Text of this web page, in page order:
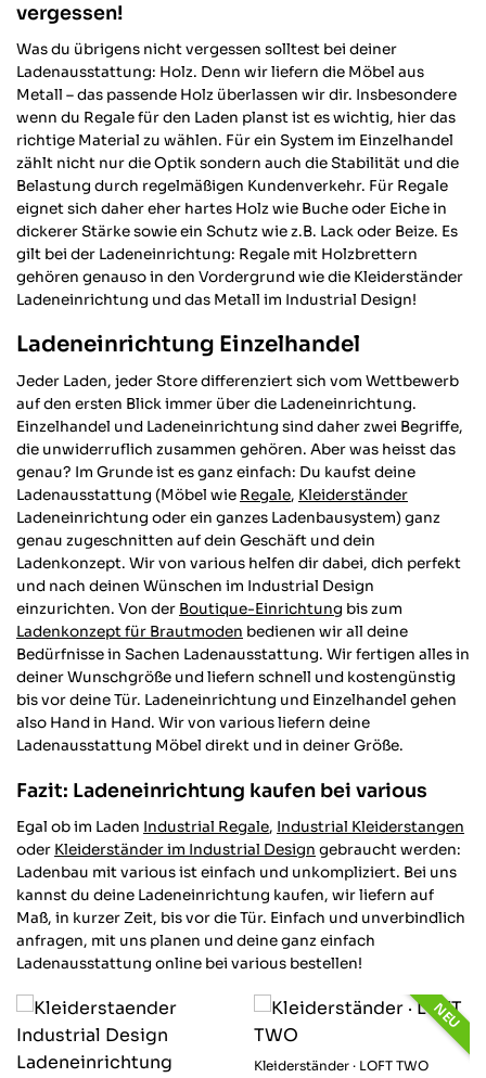
vergessen!
Was du übrigens nicht vergessen solltest bei deiner
Ladenausstattung: Holz. Denn wir liefern die Möbel aus
Metall – das passende Holz überlassen wir dir. Insbesondere
wenn du Regale für den Laden planst ist es wichtig, hier das
richtige Material zu wählen. Für ein System im Einzelhandel
zählt nicht nur die Optik sondern auch die Stabilität und die
Belastung durch regelmäßigen Kundenverkehr. Für Regale
eignet sich daher eher hartes Holz wie Buche oder Eiche in
dickerer Stärke sowie ein Schutz wie z.B. Lack oder Beize. Es
gilt bei der Ladeneinrichtung: Regale mit Holzbrettern
gehören genauso in den Vordergrund wie die Kleiderständer
Ladeneinrichtung und das Metall im Industrial Design!
Ladeneinrichtung Einzelhandel
Jeder Laden, jeder Store differenziert sich vom Wettbewerb
auf den ersten Blick immer über die Ladeneinrichtung.
Einzelhandel und Ladeneinrichtung sind daher zwei Begriffe,
die unwiderruflich zusammen gehören. Aber was heisst das
genau? Im Grunde ist es ganz einfach: Du kaufst deine
Ladenausstattung (Möbel wie Regale, Kleiderständer
Ladeneinrichtung oder ein ganzes Ladenbausystem) ganz
genau zugeschnitten auf dein Geschäft und dein
Ladenkonzept. Wir von various helfen dir dabei, dich perfekt
und nach deinen Wünschen im Industrial Design
einzurichten. Von der Boutique-Einrichtung bis zum
Ladenkonzept für Brautmoden bedienen wir all deine
Bedürfnisse in Sachen Ladenausstattung. Wir fertigen alles in
deiner Wunschgröße und liefern schnell und kostengünstig
bis vor deine Tür. Ladeneinrichtung und Einzelhandel gehen
also Hand in Hand. Wir von various liefern deine
Ladenausstattung Möbel direkt und in deiner Größe.
Fazit: Ladeneinrichtung kaufen bei various
Egal ob im Laden Industrial Regale, Industrial Kleiderstangen
oder Kleiderständer im Industrial Design gebraucht werden:
Ladenbau mit various ist einfach und unkompliziert. Bei uns
kannst du deine Ladeneinrichtung kaufen, wir liefern auf
Maß, in kurzer Zeit, bis vor die Tür. Einfach und unverbindlich
anfragen, mit uns planen und deine ganz einfach
Ladenausstattung online bei various bestellen!
Kleiderständer · LOFT TWO
NEU